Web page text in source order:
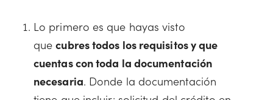
Lo primero es que hayas visto
quecubres todos los requisitos y que
cuentas con toda la documentación
necesaria. Donde la documentación